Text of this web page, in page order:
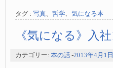
タグ : 写真、 哲学、 気になる本
《気になる》入
カテゴリー: 本の話 -2013年4月1日